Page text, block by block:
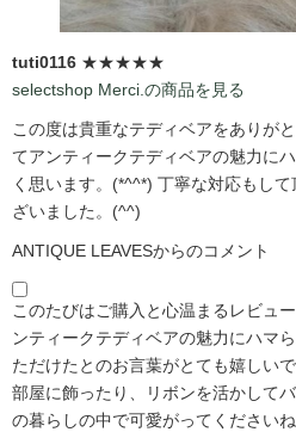
tuti0116 ★★★★★
selectshop Merci.の商品を見る
この度は貴重なテディベアをありが
てアンティークテディベアの魅力に
く思います。(*^^*) 丁寧な対応もし
ざいました。(^^)
ANTIQUE LEAVESからのコメント
このたびはご購入と心温まるレビュ
ンティークテディベアの魅力にハマ
ただけたとのお言葉がとても嬉しい
部屋に飾ったり、リボンを活かして
の暮らしの中で可愛がってください